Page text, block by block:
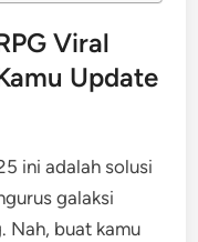
Viral
Update
ini adalah solusi
galaksi
Nah, buat kamu